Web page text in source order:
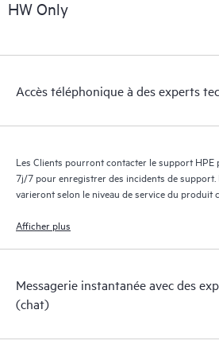
HW Only
Accès téléphonique à des experts
Les Clients pourront contacter le support HPE
7j/7 pour enregistrer des incidents de support.
varieront selon le niveau de service du produit
Afficher plus
Messagerie instantanée avec des
(chat)